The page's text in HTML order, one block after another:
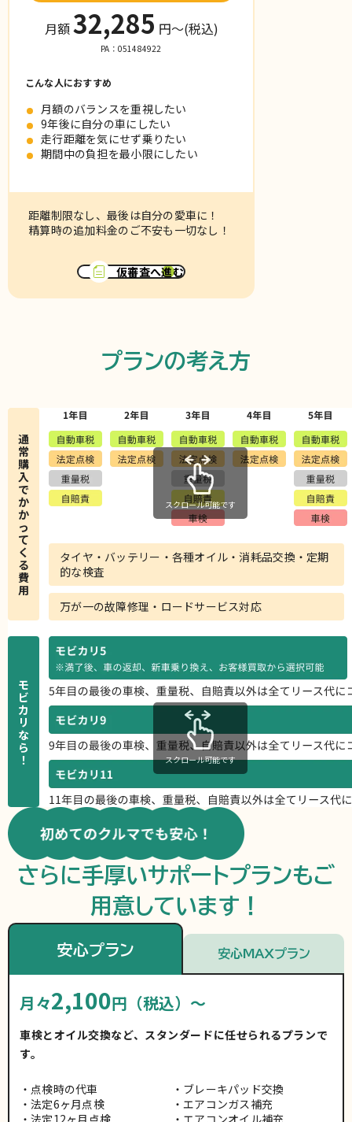
月額32,285 円〜(税込)
PA：051484922
こんな人におすすめ
月額のバランスを重視したい
9年後に自分の車にしたい
走行距離を気にせず乗りたい
期間中の負担を最小限にしたい
距離制限なし、最後は自分の愛車に！
精算時の追加料金のご不安も一切なし！
仮審査へ進む
プランの考え方
通
常
購
入
で
か
か
っ
て
く
る
費
用
タイヤ・バッテリー・各種オイル・消耗品交換・定期
的な検査
万が一の故障修理・ロードサービス対応
スクロール可能です
モ
ビ
カ
リ
な
ら
！
スクロール可能です
さらに手厚いサポートプランもご
用意しています！
安心プラン 安心MAXプラン
月々2,100円（税込）～
車検とオイル交換など、スタンダードに任せられるプランで
す。
点検時の代車
法定6ヶ月点検
法定12ヶ月点検
ブレーキパッド交換
エアコンガス補充
エアコンオイル補充